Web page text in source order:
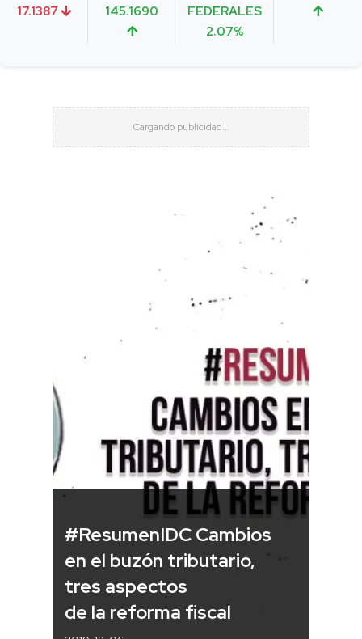
17.1387
145.1690
FEDERALES
2.07%
#ResumenIDC Cambios
en el buzón tributario,
tres aspectos
de la reforma fiscal